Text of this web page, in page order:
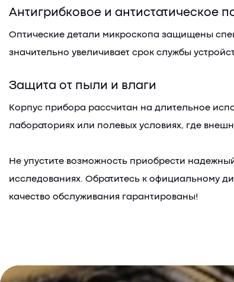
Антигрибковое и антистатическое
Оптические детали микроскопа защищены
значительно увеличивает срок службы
Защита от пыли и влаги
Корпус прибора рассчитан на длительное
лабораториях или полевых условиях, где
Не упустите возможность приобрести
исследованиях. Обратитесь к официальному
качество обслуживания гарантированы!